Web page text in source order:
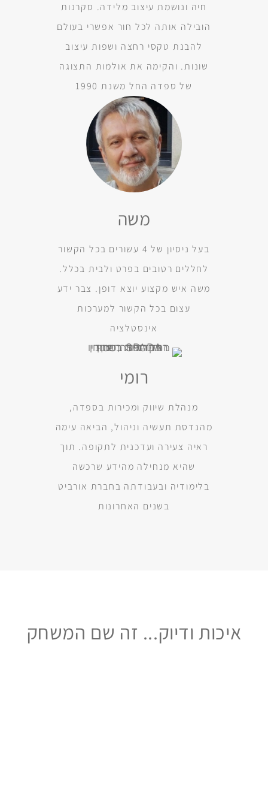
חיה ונושמת עיצוב מלידה. סקרנות
הובילה אותה לכל חור אפשרי בעולם
להבנת טקסי רחצה ושפות עיצוב
שונות. והקימה את אולמות התצוגה
של ספדה החל משנת 1990
משה
בעל ניסיון של 4 עשורים בכל הקשור
לחללים רטובים בפרט ולבית בכלל.
משה איש מקצוע יוצא דופן. צבר ידע
עצום בכל הקשור למערכות
אינסטלציה
רומי
מנהלת שיווק ומכירות בספדה,
מהנדסת תעשיה וניהול, הביאה עימה
ראיה צעירה ועדכנית לתקופה. תוך
שהיא מנחילה מהידע שרכשה
בלימודיה ובעבודתה בחברת אורביט
בשנים האחרונות
איכות ודיוק... זה שם המשחק